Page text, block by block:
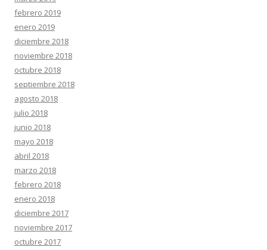
febrero 2019
enero 2019
diciembre 2018
noviembre 2018
octubre 2018
septiembre 2018
agosto 2018
julio 2018
junio 2018
mayo 2018
abril 2018
marzo 2018
febrero 2018
enero 2018
diciembre 2017
noviembre 2017
octubre 2017